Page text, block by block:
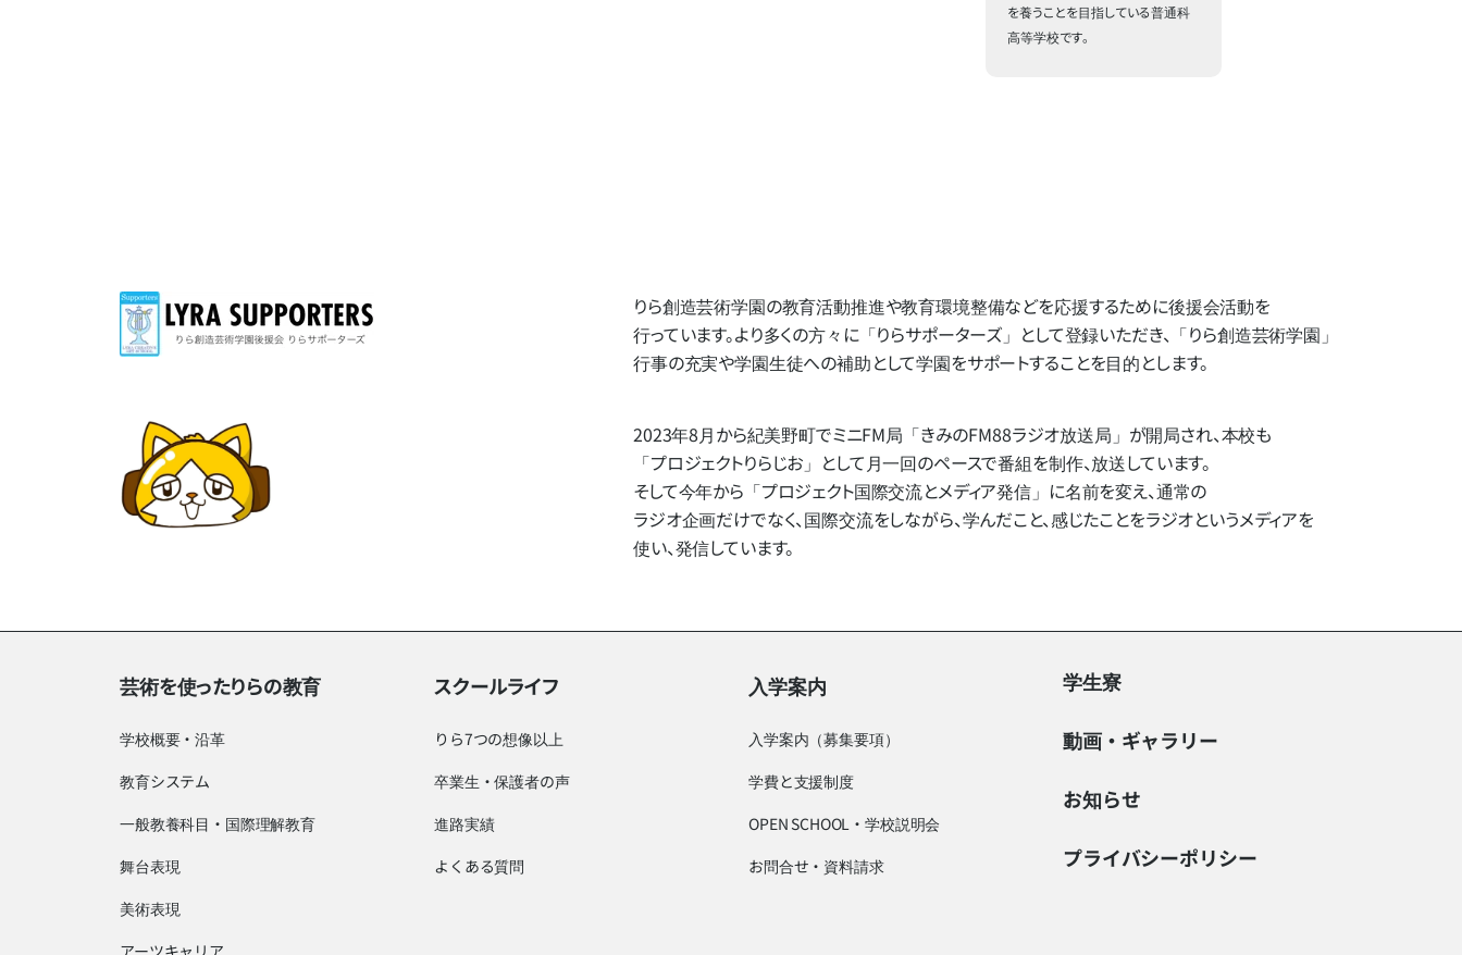
を養うことを目指している普通科
高等学校です。
りら創造芸術学園の​教育活動推進や​教育環境整備などを​応援する​ために​後援会活動を​
行っています。​より​多くの​方​々に​「りらサポーターズ」と​して​登録いただき、​「りら創造芸術学園」​
行事の​充実や​学園生徒への​補助と​して​学園を​サポートする​ことを​目的とします。
2023年8月から​紀美野町で​ミニFM局​ 「きみのFM88ラジオ放送局」 が​開局され、​本校も​
「プロジェクトりらじお」と​して​月一回の​ペースで​番組を​制作、​放送しています。
そして​今年から​「プロジェクト国際交流と​メディア発信」に​名前を​変え、​通常の​
ラジオ企画だけでなく、​国際交流を​しながら、​学んだ​こと、​感じた​ことを​ラジオと​いう​メディアを​
使い、​発信しています。
芸術を使ったりらの教育
学校概要・沿革
教育システム
一般教養科目・国際理解教育
舞台表現
美術表現
アーツキャリア
スクールライフ
りら7つの想像以上
卒業生・保護者の声
進路実績
よくある質問
入学案内
入学案内（募集要項）
学費と支援制度
OPEN SCHOOL・学校説明会
お問合せ・資料請求
学生寮
動画・ギャラリー
お知らせ
プライバシーポリシー